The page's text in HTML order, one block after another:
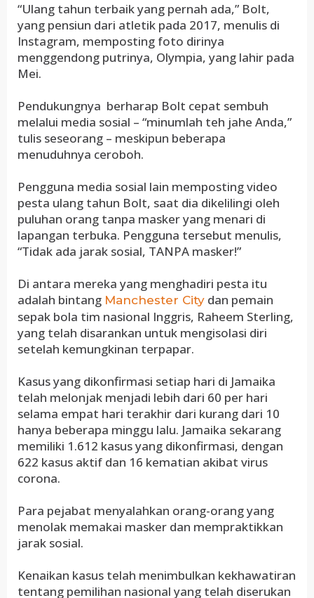
“Ulang tahun terbaik yang pernah ada,” Bolt,
yang pensiun dari atletik pada 2017, menulis di
Instagram, memposting foto dirinya
menggendong putrinya, Olympia, yang lahir pada
Mei.
Pendukungnya berharap Bolt cepat sembuh
melalui media sosial – “minumlah teh jahe Anda,”
tulis seseorang – meskipun beberapa
menuduhnya ceroboh.
Pengguna media sosial lain memposting video
pesta ulang tahun Bolt, saat dia dikelilingi oleh
puluhan orang tanpa masker yang menari di
lapangan terbuka. Pengguna tersebut menulis,
“Tidak ada jarak sosial, TANPA masker!”
Di antara mereka yang menghadiri pesta itu
adalah bintang Manchester City dan pemain
sepak bola tim nasional Inggris, Raheem Sterling,
yang telah disarankan untuk mengisolasi diri
setelah kemungkinan terpapar.
Kasus yang dikonfirmasi setiap hari di Jamaika
telah melonjak menjadi lebih dari 60 per hari
selama empat hari terakhir dari kurang dari 10
hanya beberapa minggu lalu. Jamaika sekarang
memiliki 1.612 kasus yang dikonfirmasi, dengan
622 kasus aktif dan 16 kematian akibat virus
corona.
Para pejabat menyalahkan orang-orang yang
menolak memakai masker dan mempraktikkan
jarak sosial.
Kenaikan kasus telah menimbulkan kekhawatiran
tentang pemilihan nasional yang telah diserukan